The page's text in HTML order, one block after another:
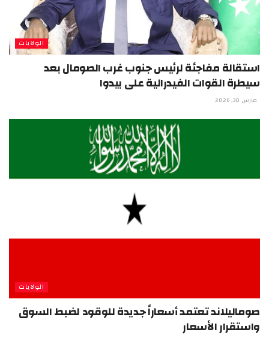
الولايات
استقالة مفاجئة لرئيس جنوب غرب الصومال بعد
سيطرة القوات الفيدرالية على بيدوا
مارس 30, 2026
الولايات
صوماليلاند تعتمد أسعاراً جديدة للوقود لضبط السوق
واستقرار الأسعار